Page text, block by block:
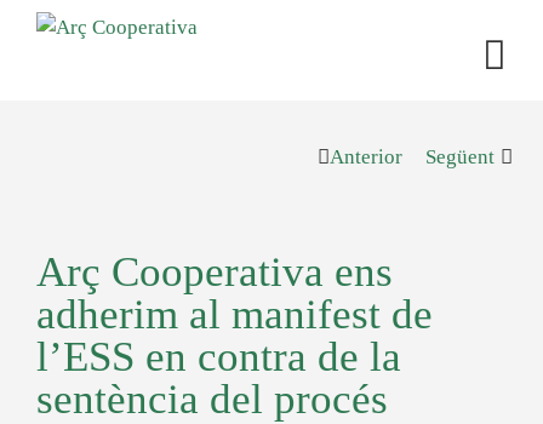
Anterior Següent
Arç Cooperativa ens
adherim al manifest de
l’ESS en contra de la
sentència del procés